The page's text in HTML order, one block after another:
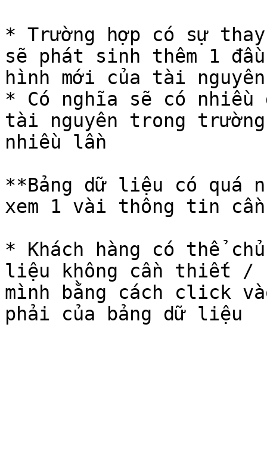
* Trường hợp có sự
sẽ phát sinh thêm 1
hình mới của tài nguyên
* Có nghĩa sẽ có nhiều
tài nguyên trong
nhiều lần
**Bảng dữ liệu có quá
xem 1 vài thông tin
* Khách hàng có thể
liệu không cần thiết /
mình bằng cách click